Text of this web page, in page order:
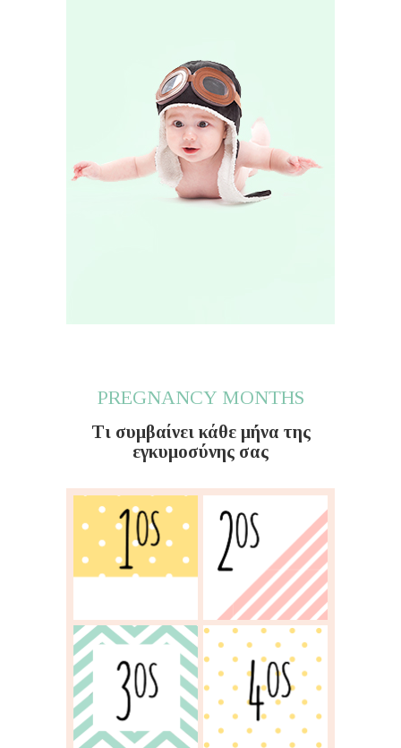
PREGNANCY MONTHS
Τι συμβαίνει κάθε μήνα της
εγκυμοσύνης σας